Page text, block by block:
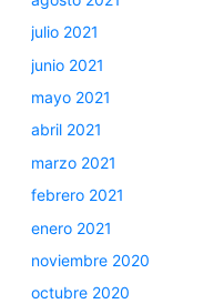
julio 2021
junio 2021
mayo 2021
abril 2021
marzo 2021
febrero 2021
enero 2021
noviembre 2020
octubre 2020